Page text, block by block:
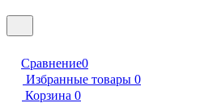
Сравнение0
Избранные товары 0
Корзина 0